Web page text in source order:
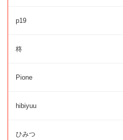
p19
柊
Pione
hibiyuu
ひみつ